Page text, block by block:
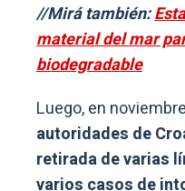
//Mirá también:
material del mar
biodegradable
Luego, en
autoridades de
retirada de varias
varios casos de